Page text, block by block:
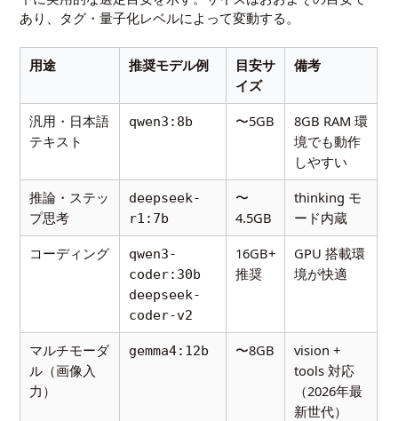
あり、タグ・量子化レベルによって変動する。
用途 推奨モデル例
目安サ
イズ
備考
汎用・日本語
テキスト
qwen3:8b 〜5GB
8GB RAM 環
境でも動作
しやすい
推論・ステッ
プ思考
deepseek-
r1:7b
〜
4.5GB
thinking モ
ード内蔵
コーディング
qwen3-
coder:30b
deepseek-
coder-v2
16GB+
推奨
GPU 搭載環
境が快適
マルチモーダ
ル（画像入
力）
gemma4:12b 〜8GB
vision +
tools 対応
（2026年最
新世代）